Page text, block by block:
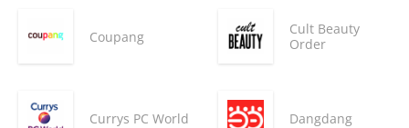
Coupang
Cult Beauty
Order
Currys PC World Dangdang